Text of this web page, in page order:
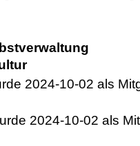
2024-10-02 als
2024-10-02 als